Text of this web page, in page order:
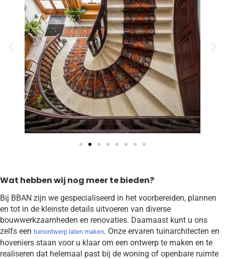
Wat hebben wij nog meer te bieden?
Bij BBAN zijn we gespecialiseerd in het voorbereiden, plannen
en tot in de kleinste details uitvoeren van diverse
bouwwerkzaamheden en renovaties. Daarnaast kunt u ons
zelfs een tuinontwerp laten maken. Onze ervaren tuinarchitecten en
hoveniers staan voor u klaar om een ontwerp te maken en te
realiseren dat helemaal past bij de woning of openbare ruimte